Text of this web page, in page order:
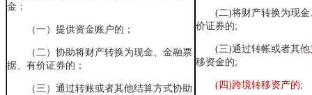
金：
（一）提供资金账户的；
（二）协助将财产转换为现金、金融票
据、有价证券的；
（三）通过转账或者其他结算方式协助
(二)将财产转换为现
价证券的;
(三)通过转帐或者其他
移资金的;
(四)跨境转移资产的;